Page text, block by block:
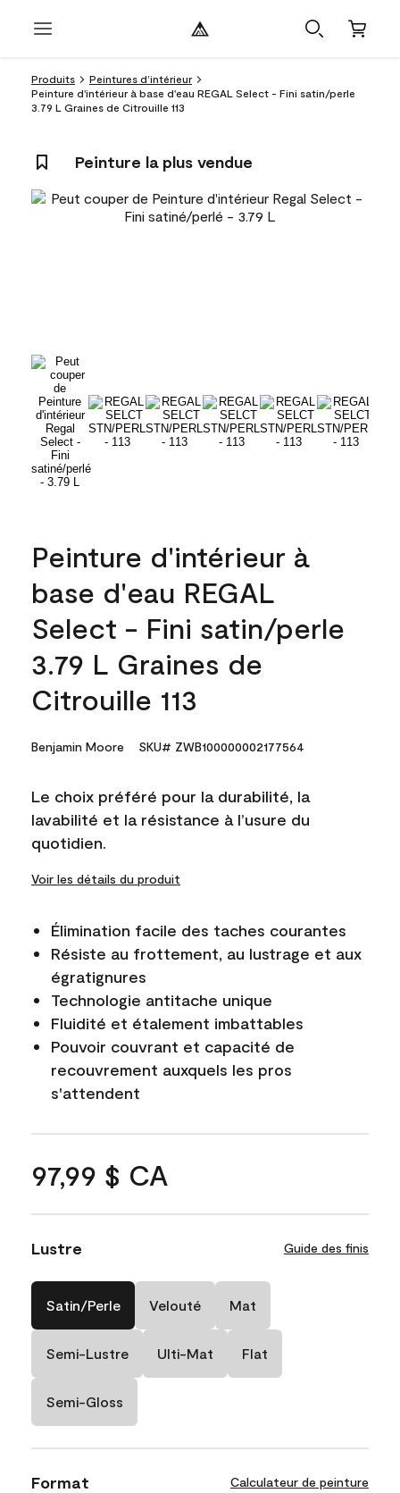
Produits
Peintures d’intérieur
Peinture d'intérieur à base d'eau REGAL Select - Fini satin/perle
3.79 L Graines de Citrouille 113
Peinture la plus vendue
Peinture d'intérieur à
base d'eau REGAL
Select - Fini satin/perle
3.79 L Graines de
Citrouille 113
Benjamin Moore SKU# ZWB100000002177564
Le choix préféré pour la durabilité, la
lavabilité et la résistance à l’usure du
quotidien.
Voir les détails du produit
Élimination facile des taches courantes
Résiste au frottement, au lustrage et aux
égratignures
Technologie antitache unique
Fluidité et étalement imbattables
Pouvoir couvrant et capacité de
recouvrement auxquels les pros
s'attendent
97,99 $ CA
Lustre Guide des finis
Satin/Perle Velouté Mat
Semi-Lustre Ulti-Mat Flat
Semi-Gloss
Format Calculateur de peinture